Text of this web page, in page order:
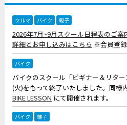
クルマ バイク 親子
2026年7月~9月スクール日程表のご案
詳細とお申し込みはこちら ※会員登録
バイク
バイクのスクール「ビギナー＆リタ
(火)をもって終了いたしました。同様
BIKE LESSON にて開催されます。
バイク 親子